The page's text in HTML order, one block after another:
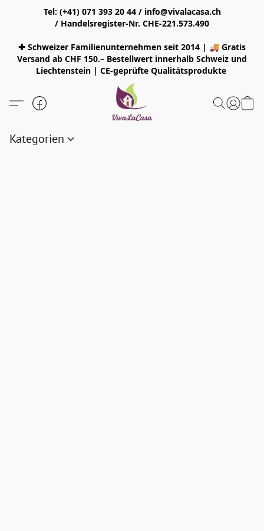
Tel: (+41) 071 393 20 44 / info@vivalacasa.ch
/ Handelsregister-Nr. CHE-221.573.490
✚ Schweizer Familienunternehmen seit 2014 | 🚚 Gratis
Versand ab CHF 150.– Bestellwert innerhalb Schweiz und
Liechtenstein | CE-geprüfte Qualitätsprodukte
Kategorien